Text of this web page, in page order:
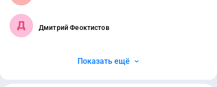
Дмитрий Феоктистов
Показать ещё